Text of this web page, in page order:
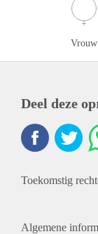
Vrouw
Deel deze
Toekomstig
Algemene